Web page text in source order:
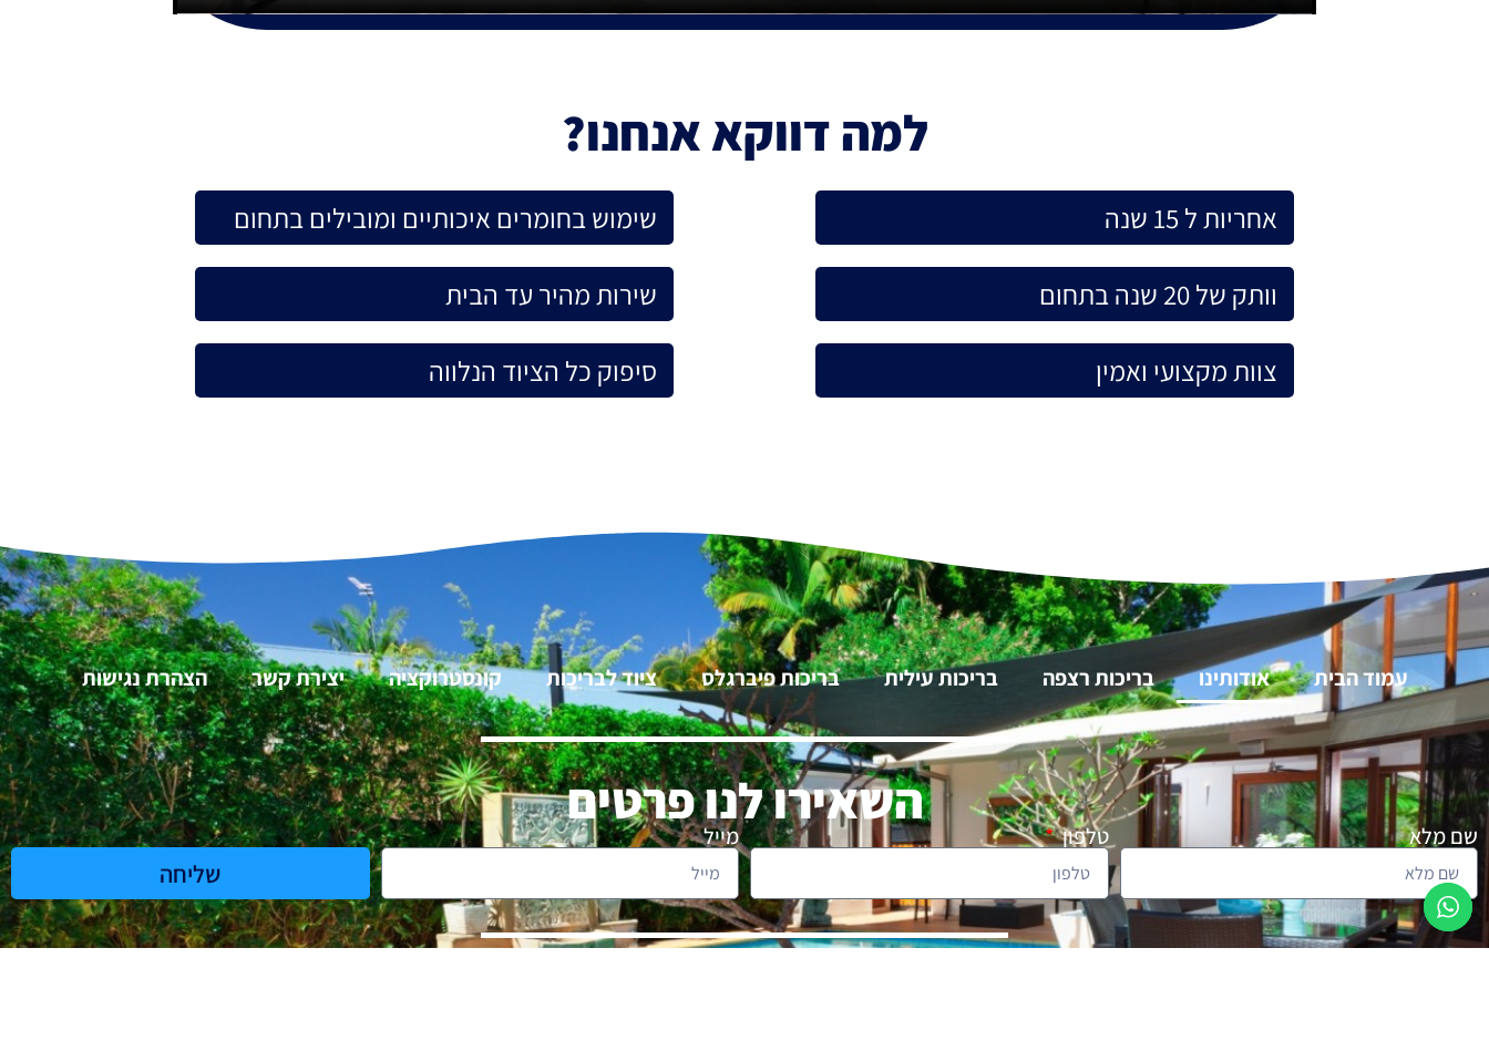
למה דווקא אנחנו?
אחריות ל 15 שנה
וותק של 20 שנה בתחום
צוות מקצועי ואמין
שימוש בחומרים איכותיים ומובילים בתחום
שירות מהיר עד הבית
סיפוק כל הציוד הנלווה
עמוד הבית אודותינו בריכות רצפה בריכות עילית בריכות פיברגלס ציוד לבריכות קונסטרוקציה יצירת קשר הצהרת נגישות
השאירו לנו פרטים
שם מלא טלפון מייל
שליחה